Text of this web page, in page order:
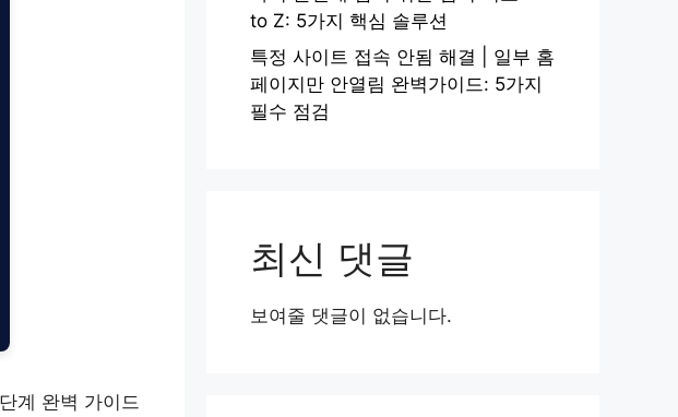
계 완벽 가이드
to Z: 5가지 핵심 솔루션
특정 사이트 접속 안됨 해결 | 일부 홈
페이지만 안열림 완벽가이드: 5가지
필수 점검
최신 댓글
보여줄 댓글이 없습니다.